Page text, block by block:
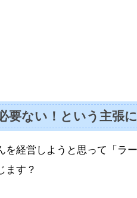
要ない！という主張
を経営しようと思って「ラ
ます？